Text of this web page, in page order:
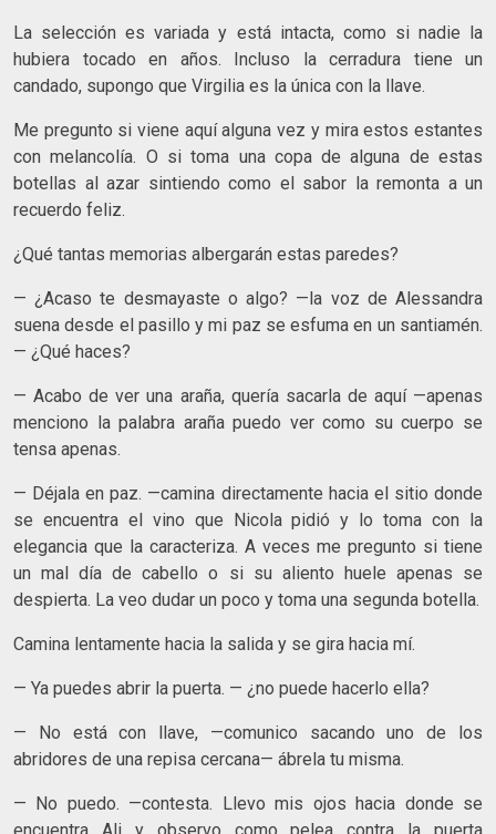
La selección es variada y está intacta, como si nadie la
hubiera tocado en años. Incluso la cerradura tiene un
candado, supongo que Virgilia es la única con la llave.
Me pregunto si viene aquí alguna vez y mira estos estantes
con melancolía. O si toma una copa de alguna de estas
botellas al azar sintiendo como el sabor la remonta a un
recuerdo feliz.
¿Qué tantas memorias albergarán estas paredes?
— ¿Acaso te desmayaste o algo? —la voz de Alessandra
suena desde el pasillo y mi paz se esfuma en un santiamén.
— ¿Qué haces?
— Acabo de ver una araña, quería sacarla de aquí —apenas
menciono la palabra araña puedo ver como su cuerpo se
tensa apenas.
— Déjala en paz. —camina directamente hacia el sitio donde
se encuentra el vino que Nicola pidió y lo toma con la
elegancia que la caracteriza. A veces me pregunto si tiene
un mal día de cabello o si su aliento huele apenas se
despierta. La veo dudar un poco y toma una segunda botella.
Camina lentamente hacia la salida y se gira hacia mí.
— Ya puedes abrir la puerta. — ¿no puede hacerlo ella?
— No está con llave, —comunico sacando uno de los
abridores de una repisa cercana— ábrela tu misma.
— No puedo. —contesta. Llevo mis ojos hacia donde se
encuentra Ali y observo como pelea contra la puerta